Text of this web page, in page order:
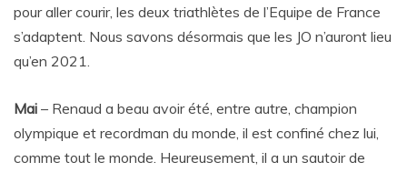
pour aller courir, les deux triathlètes de l’Equipe de France
s’adaptent. Nous savons désormais que les JO n’auront lieu
qu’en 2021.
Mai – Renaud a beau avoir été, entre autre, champion
olympique et recordman du monde, il est confiné chez lui,
comme tout le monde. Heureusement, il a un sautoir de